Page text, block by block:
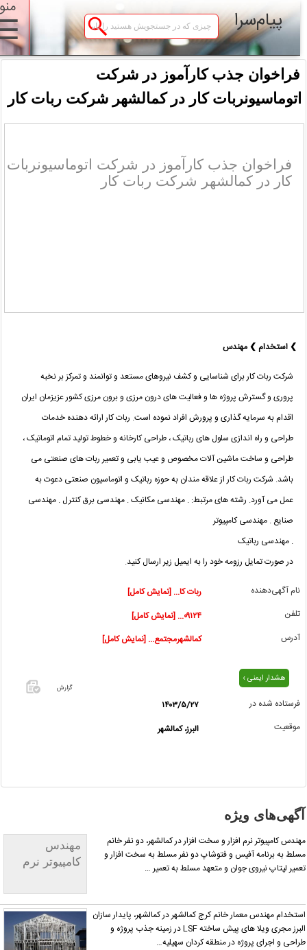
منو
☰ پیام‌سرا
فراخوان جذب کارآموز در شرکت
کار در کمالشهر شرکت ربات کار
فراخوان جذب کارآموز در شرکت اتوماسیونربات
کار در کمالشهر شرکت ربات کار
❯ استخدام ❯ مهندس
شرکت ربات کار برای شناسایی و کشف نیروهای مستعد و توانمند و تمرکز بر نخبه
پروری و گسترش پروژه ها و فعالیت های درون مرزی و برون مرزی کشور عزیزمان ایران
اقدام به سرمایه گذاری و پرورش افراد نموده است. ربات کار ارائه دهنده خدمات
طراحی و راه اندازی سلول های رباتیک ، طراحی کارخانه و خطوط تولید تمام اتوماتیک ،
طراحی و ساخت ماشین آلات مخصوص و عیب یابی و تعمیر ربات های صنعتی می
باشد. شرکت ربات کار از علاقه مندان به حوزه رباتیک و اتوماسیون صنعتی دعوت به
عمل می آورد. رشته های مرتبط: . مهندسی مکانیک . مهندسی برق کنترل . مهندسی
صنایع . مهندسی کامپیوتر
. مهندسی رباتیک
در صورت تمایل رزومه خود را به ایمیل زیر ارسال کنید.
نام آگهی‌دهنده
ربات کا... [نمایش کامل]
تلفن
۰۹۱۲۴... [نمایش کامل]
آدرس
کمالشهرمجتمع... [نمایش کامل]
هشدار ایمنی ›
گزارش
گزارش
دهید.
فرستاده شده در
۱۴۰۳/۵/۲۷
موقعیت
البرز، کمالشهر
ویژه
مهندس
کامپیوتر نرم
افزار
کامپیوتر نرم افزار و سخت افزار در کمالشهر، دو نفر خانم
به برنامه آفیس و فتوشاپ دو نفر مسلط به سخت افزار و
لپتاپ نیروی جوان و متعهد مسلط به تعمیر …
مهندس معمار خانم کرج کمالشهر در کمالشهر، پایدار سازان
البرز مجری ویلا های پیش ساخته LSF در زمینه جذب پروژه و
و اجرای پروژه در منطقه کردان سهیلیه…